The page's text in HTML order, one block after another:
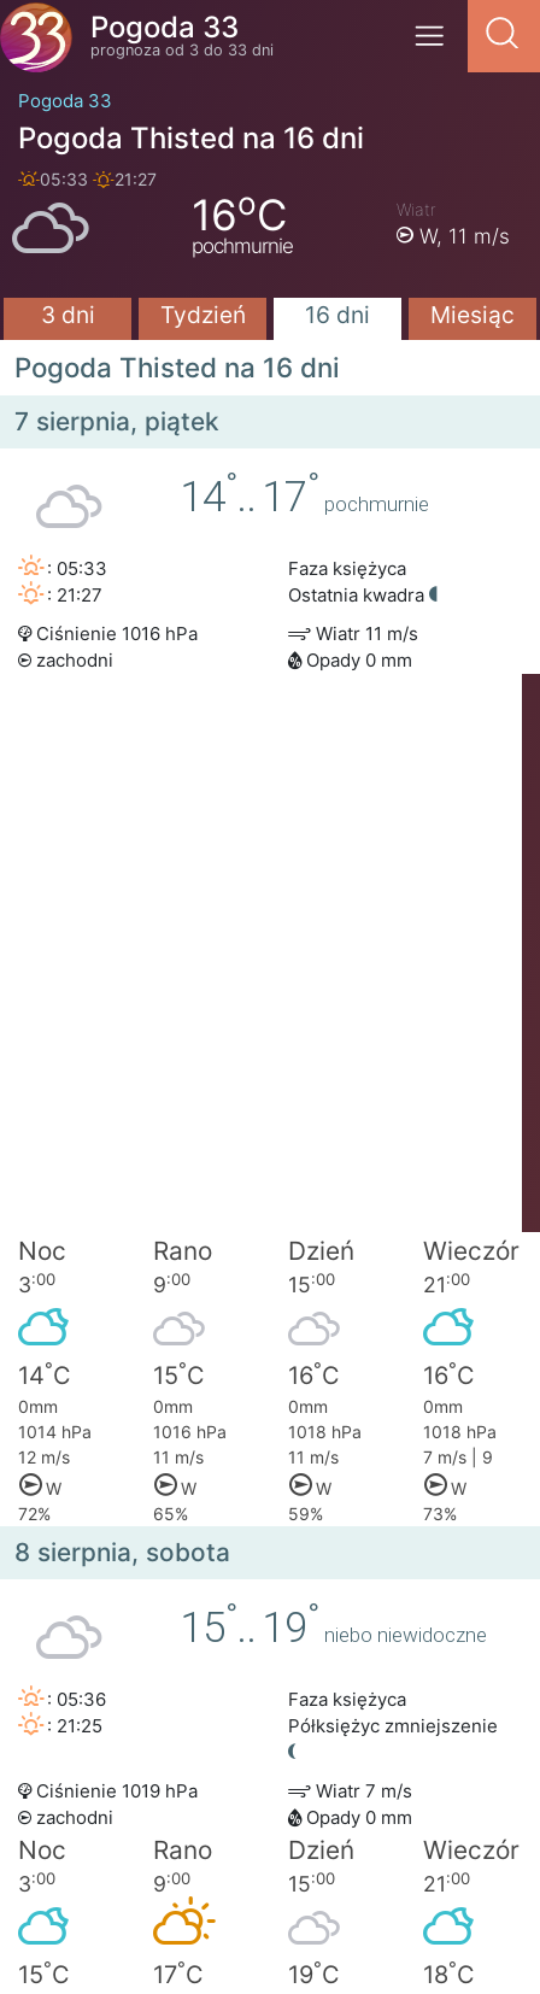
Pogoda 33
prognoza od 3 do 33 dni
Pogoda 33
Pogoda Thisted na 16 dni
05:33 21:27
16oC
pochmurnie
Wiatr
W, 11 m/s
3 dni Tydzień 16 dni Miesiąc
Pogoda Thisted na 16 dni
7 sierpnia, piątek
14°.. 17°
pochmurnie
: 05:33
: 21:27
Faza księżyca
Ostatnia kwadra
Ciśnienie 1016 hPa
Wiatr 11 m/s
zachodni
Opady 0 mm
Noc Rano Dzień Wieczór
3:00 9:00 15:00 21:00
14°C 15°C 16°C 16°C
0mm 0mm 0mm
0mm
1014 hPa
1016 hPa 1018 hPa
1018 hPa
12 m/s
11 m/s 11 m/s
7 m/s | 9
W
W W
W
72%
65% 59% 73%
8 sierpnia, sobota
15°.. 19°
niebo niewidoczne
: 05:36
: 21:25
Faza księżyca
Półksiężyc zmniejszenie
Ciśnienie 1019 hPa
Wiatr 7 m/s
zachodni
Opady 0 mm
Noc Rano Dzień Wieczór
3:00 9:00 15:00 21:00
15°C 17°C 19°C 18°C